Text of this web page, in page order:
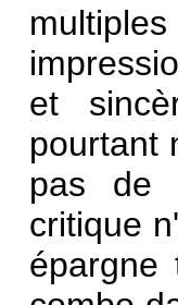
et
pourtant
pas de
critique
épargne